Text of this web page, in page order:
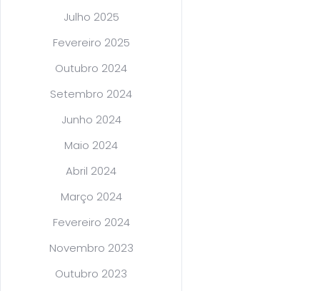
Julho 2025
Fevereiro 2025
Outubro 2024
Setembro 2024
Junho 2024
Maio 2024
Abril 2024
Março 2024
Fevereiro 2024
Novembro 2023
Outubro 2023